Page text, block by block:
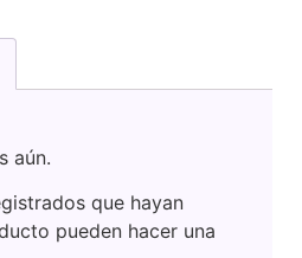
aún.
que hayan
pueden hacer una